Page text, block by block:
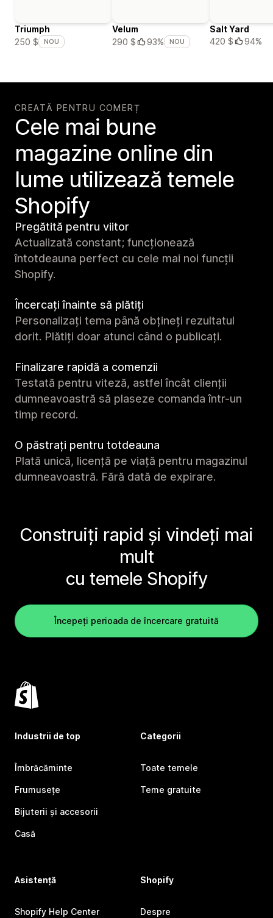
Triumph
250 $
NOU
Velum
290 $
93% NOU
Salt Yard
420 $
94%
CREATĂ PENTRU COMERȚ
Cele mai bune
magazine online din
lume utilizează temele
Shopify
Pregătită pentru viitor
Actualizată constant; funcționează
întotdeauna perfect cu cele mai noi funcții
Shopify.
Încercați înainte să plătiți
Personalizați tema până obțineți rezultatul
dorit. Plătiți doar atunci când o publicați.
Finalizare rapidă a comenzii
Testată pentru viteză, astfel încât clienții
dumneavoastră să plaseze comanda într-un
timp record.
O păstrați pentru totdeauna
Plată unică, licență pe viață pentru magazinul
dumneavoastră. Fără dată de expirare.
Construiți rapid și vindeți mai
mult
cu temele Shopify
Începeți perioada de încercare gratuită
Industrii de top
Îmbrăcăminte
Frumusețe
Bijuterii și accesorii
Casă
Categorii
Toate temele
Teme gratuite
Asistență
Shopify Help Center
Shopify
Despre